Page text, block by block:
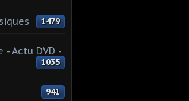
1479
- Actu DVD -
1035
941